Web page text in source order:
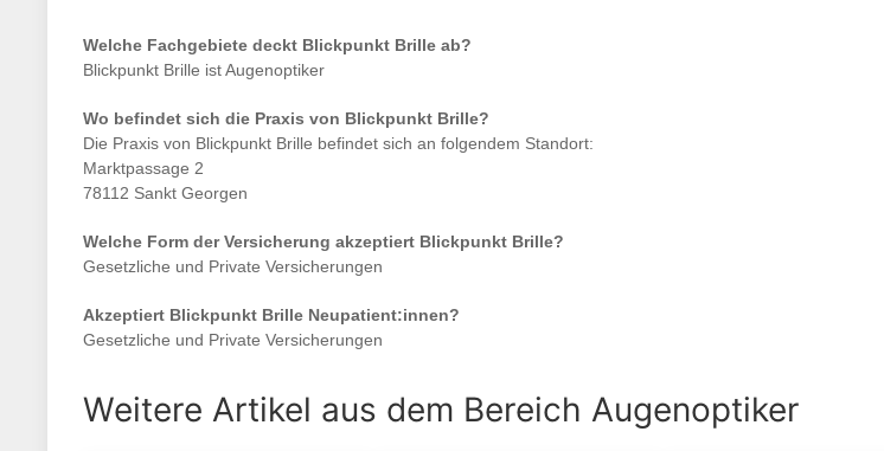
Welche Fachgebiete deckt Blickpunkt Brille ab?
Blickpunkt Brille istAugenoptiker
Wo befindet sich die Praxis von Blickpunkt Brille?
Die Praxis von Blickpunkt Brille befindet sich an folgendem Standort:
Marktpassage 2
78112 Sankt Georgen
Welche Form der Versicherung akzeptiert Blickpunkt Brille?
Gesetzliche und Private Versicherungen
Akzeptiert Blickpunkt Brille Neupatient:innen?
Gesetzliche und Private Versicherungen
Weitere Artikel aus dem Bereich Augenoptiker